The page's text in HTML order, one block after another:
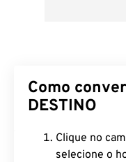
Como
DESTINO
Clique no
selecione o